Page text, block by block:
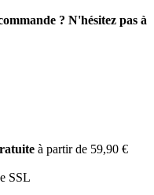
? N'hésitez pas à
à partir de 59,90 €
SSL